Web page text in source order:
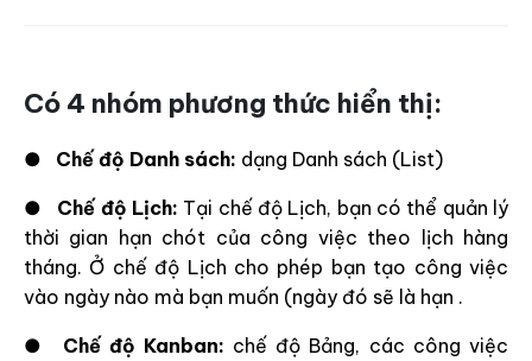
Có 4 nhóm phương thức hiển thị:
● Chế độ Danh sách: dạng Danh sách (List)
● Chế độ Lịch: Tại chế độ Lịch, bạn có thể quản lý
thời gian hạn chót của công việc theo lịch hàng
tháng. Ở chế độ Lịch cho phép bạn tạo công việc
vào ngày nào mà bạn muốn (ngày đó sẽ là hạn .
● Chế độ Kanban: chế độ Bảng, các công việc